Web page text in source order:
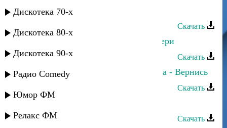
Дискотека 70-х
Дискотека 80-х
Дискотека 90-х
Радио Comedy
Юмор ФМ
Релакс ФМ
Зарема Гаджиева - Не твоя
Скачать
Патимат Гаджиева - Любовь к матери
Скачать
Зайнаб Махаева и Лариса Гаджиева - Вернись
Скачать
Бурлият Гаджиева - Сестры
Скачать